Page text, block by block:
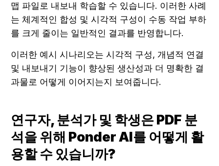
맵 파일로 내보내 학습할 수 있습니다. 이러한 사례
는 체계적인 합성 및 시각적 구성이 수동 작업 부하
를 크게 줄이는 일반적인 결과를 반영합니다.
이러한 예시 시나리오는 시각적 구성, 개념적 연결
및 내보내기 기능이 향상된 생산성과 더 명확한 결
과물로 어떻게 이어지는지 보여줍니다.
연구자, 분석가 및 학생은 PDF 분
석을 위해 Ponder AI를 어떻게 활
용할 수 있습니까?